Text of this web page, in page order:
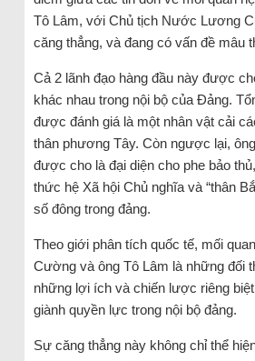
Tô Lâm, với Chủ tịch Nước Lương
căng thẳng, và đang có vấn đề mâu
Cả 2 lãnh đạo hàng đầu này được
khác nhau trong nội bộ của Đảng.
được đánh giá là một nhân vật cải
thân phương Tây. Còn ngược lại,
được cho là đại diện cho phe bảo
thức hệ Xã hội Chủ nghĩa và “thân
số đông trong đảng.
Theo giới phân tích quốc tế, mối
Cường và ông Tô Lâm là những đối
những lợi ích và chiến lược riêng
giành quyền lực trong nội bộ đảng.
Sự căng thẳng này không chỉ thể